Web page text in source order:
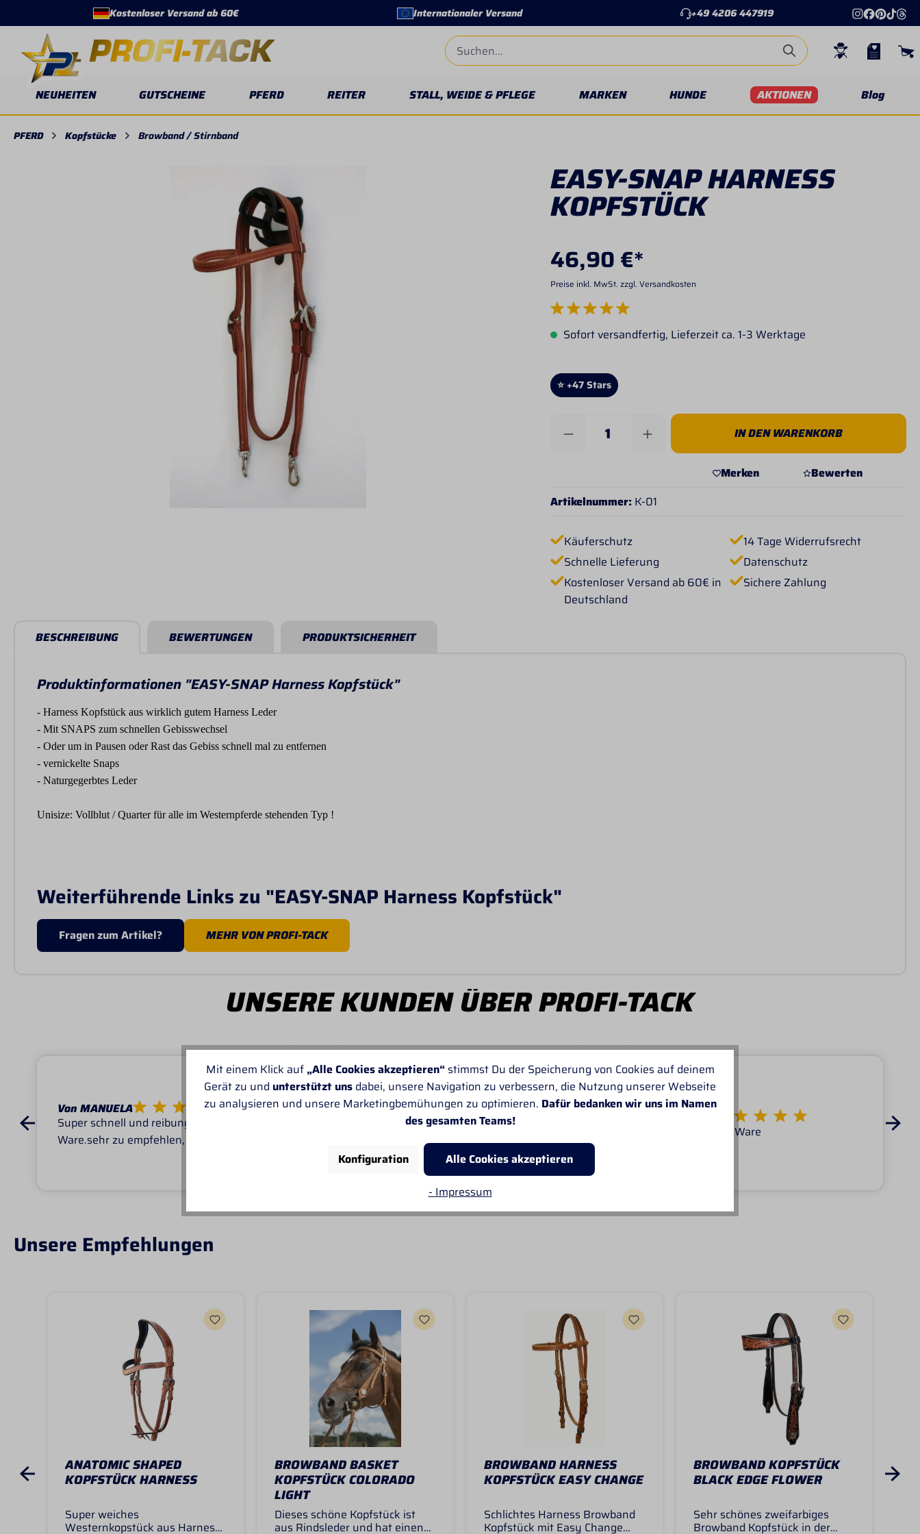
Zur Hauptnavigation springen
Kostenloser Versand ab 60€ Internationaler Versand +49 4206 447919
NEUHEITEN GUTSCHEINE PFERD REITER STALL, WEIDE & PFLEGE MARKEN HUNDE AKTIONEN Blog
PFERD Kopfstücke Browband / Stirnband
EASY-SNAP HARNESS
KOPFSTÜCK
46,90 €*
Preise inkl. MwSt. zzgl. Versandkosten
Durchschnittliche Bewertung von 5 von 5 Sternen
Sofort versandfertig, Lieferzeit ca. 1-3 Werktage
⭐ +47 Stars
Produkt Anzahl: Gib den gewünschten Wert
IN DEN WARENKORB
Merken
Bewerten
Artikelnummer: K-01
Käuferschutz
14 Tage Widerrufsrecht
Schnelle Lieferung
Datenschutz
Kostenloser Versand ab 60€ in
Deutschland
Sichere Zahlung
BESCHREIBUNG BEWERTUNGEN PRODUKTSICHERHEIT
Produktinformationen "EASY-SNAP Harness Kopfstück"
- Harness Kopfstück aus wirklich gutem Harness Leder
- Mit SNAPS zum schnellen Gebisswechsel
- Oder um in Pausen oder Rast das Gebiss schnell mal zu entfernen
- vernickelte Snaps
- Naturgegerbtes Leder
Unisize: Vollblut / Quarter für alle im Westernpferde stehenden Typ !
Weiterführende Links zu "EASY-SNAP Harness Kopfstück"
Fragen zum Artikel? MEHR VON PROFI-TACK
UNSERE KUNDEN ÜBER PROFI-TACK
Von MANUELA
Super schnell und reibungslos, top
Ware.sehr zu empfehlen, top!
Von SANDRA
Leider passt oft die Angabe der Lieferzeiten
nicht. Sonst gefällt mir alles sehr gut.
Super Service tolle Ware
Unsere Empfehlungen
ANATOMIC SHAPED
KOPFSTÜCK HARNESS
Super weiches
Westernkopstück aus Harness
BROWBAND BASKET
KOPFSTÜCK COLORADO
LIGHT
Dieses schöne Kopfstück ist
aus Rindsleder und hat einen
BROWBAND HARNESS
KOPFSTÜCK EASY CHANGE
Schlichtes Harness Browband
Kopfstück mit Easy Change
BROWBAND KOPFSTÜCK
BLACK EDGE FLOWER
Sehr schönes zweifarbiges
Browband Kopfstück in der
Mit einem Klick auf „Alle Cookies akzeptieren“stimmst Du der Speicherung von Cookies auf deinem
Gerät zu und unterstützt uns dabei, unsere Navigation zu verbessern, die Nutzung unserer Webseite
zu analysieren und unsere Marketingbemühungen zu optimieren. Dafür bedanken wir uns im Namen
des gesamten Teams!
Konfiguration
Alle Cookies akzeptieren
- Impressum